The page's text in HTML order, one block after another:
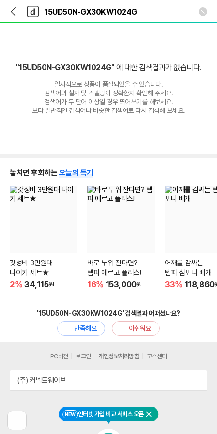
다
나
와
가
다
와
"15UD50N-GX30KW1024G" 에 대한 검색결과가 없습니다.
일시적으로 상품이 품절되었을 수 있습니다.
검색어의 철자 및 스펠링이 정확한지 확인해 주세요.
검색어가 두 단어 이상일 경우 띄어쓰기를 해보세요.
보다 일반적인 검색어나 비슷한 검색어로 다시 검색해 보세요.
놓치면 후회하는 오늘의 특가
갓성비 3만원대
나이키 세트★
2% 34,115원
바로 누워 잔다면?
템퍼 에르고 플러스!
16% 153,000원
어깨를 감싸는
템퍼 심포니 베개
33% 118,860
'15UD50N-GX30KW1024G' 검색결과 어떠셨나요?
만족해요
아쉬워요
전
NEW 인터넷 가입 비교 서비스 오픈 닫기
PC버전 로그인 개인정보처리방침 고객센터
(주) 커넥트웨이브